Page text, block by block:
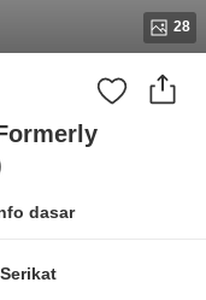
28
dasar